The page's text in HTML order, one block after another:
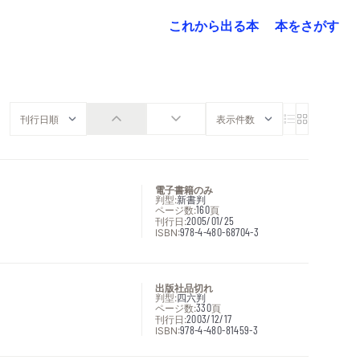
これから出る本
本をさがす
電子書籍のみ
判型:新書判
ページ数:160頁
刊行日:2005/01/25
ISBN:978-4-480-68704-3
出版社品切れ
判型:四六判
ページ数:330頁
刊行日:2003/12/17
ISBN:978-4-480-81459-3